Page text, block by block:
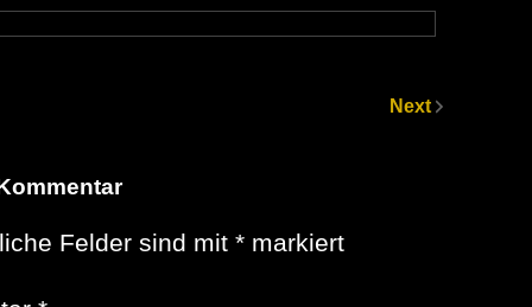
Next
Felder sind mit *markiert